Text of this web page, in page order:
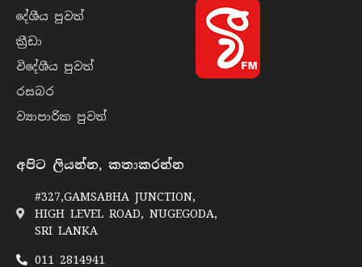
දේශීය පුව​ත්
ක්‍රී​ඩා
විදේශීය පුව​ත්
රසබ​ර
ව්‍යාපාරික පුව​ත්
අපිට ලියන්න, කතාකරන්න
#327,GAMSABHA JUNCTION,
HIGH LEVEL ROAD, NUGEGODA,
SRI LANKA
011 2814941